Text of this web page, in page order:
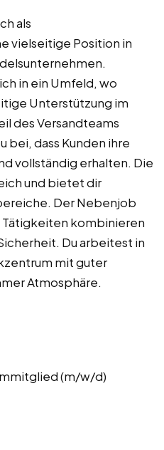
als
vielseitige Position in
in ein Umfeld, wo
Unterstützung im
des Versandteams
bei, dass Kunden ihre
vollständig erhalten. Die
und bietet dir
Der Nebenjob
Tätigkeiten kombinieren
Du arbeitest in
mit guter
Atmosphäre.
(m/w/d)